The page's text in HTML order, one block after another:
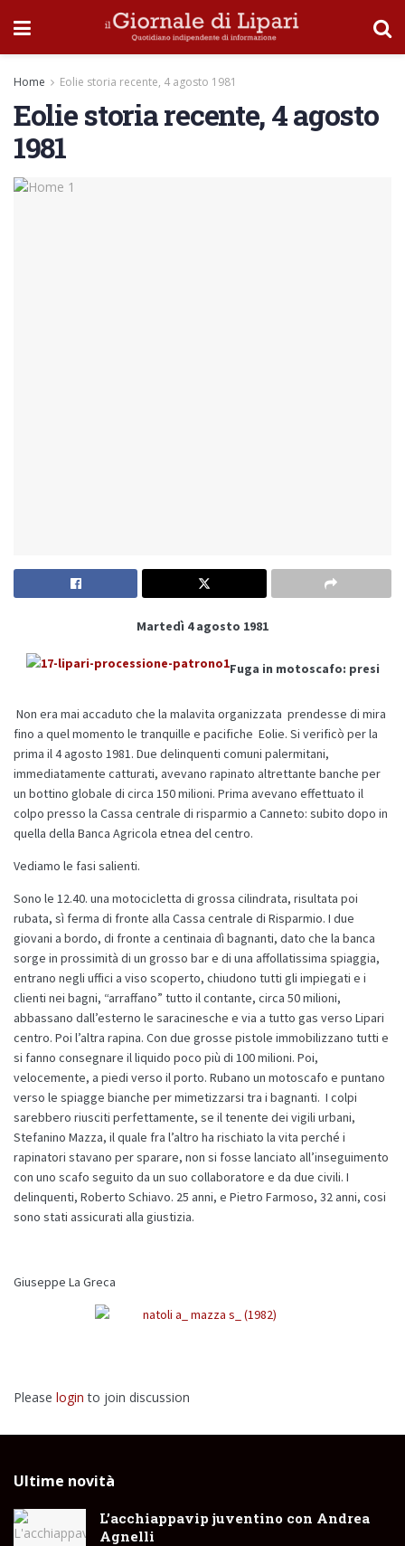
Home Eolie storia recente, 4 agosto 1981
Eolie storia recente, 4 agosto
1981
Martedì 4 agosto 1981
Fuga in motoscafo: presi
Non era mai accaduto che la malavita organizzata prendesse di mira
fino a quel momento le tranquille e pacifiche Eolie. Si verificò per la
prima il 4 agosto 1981. Due delinquenti comuni palermitani,
immediatamente catturati, avevano rapinato altrettante banche per
un bottino globale di circa 150 milioni. Prima avevano effettuato il
colpo presso la Cassa centrale di risparmio a Canneto: subito dopo in
quella della Banca Agricola etnea del centro.
Vediamo le fasi salienti.
Sono le 12.40. una motocicletta di grossa cilindrata, risultata poi
rubata, sì ferma di fronte alla Cassa centrale di Risparmio. I due
giovani a bordo, di fronte a centinaia dì bagnanti, dato che la banca
sorge in prossimità di un grosso bar e di una affollatissima spiaggia,
entrano negli uffici a viso scoperto, chiudono tutti gli impiegati e i
clienti nei bagni, “arraffano” tutto il contante, circa 50 milioni,
abbassano dall’esterno le saracinesche e via a tutto gas verso Lipari
centro. Poi l’altra rapina. Con due grosse pistole immobilizzano tutti e
si fanno consegnare il liquido poco più di 100 milioni. Poi,
velocemente, a piedi verso il porto. Rubano un motoscafo e puntano
verso le spiagge bianche per mimetizzarsi tra i bagnanti. I colpi
sarebbero riusciti perfettamente, se il tenente dei vigili urbani,
Stefanino Mazza, il quale fra l’altro ha rischiato la vita perché i
rapinatori stavano per sparare, non si fosse lanciato all’inseguimento
con uno scafo seguito da un suo collaboratore e da due civili. I
delinquenti, Roberto Schiavo. 25 anni, e Pietro Farmoso, 32 anni, cosi
sono stati assicurati alla giustizia.
Giuseppe La Greca
Please login to join discussion
Ultime novità
L’acchiappavip juventino con Andrea
Agnelli